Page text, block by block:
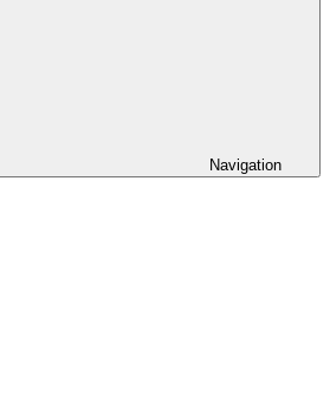
Navigation